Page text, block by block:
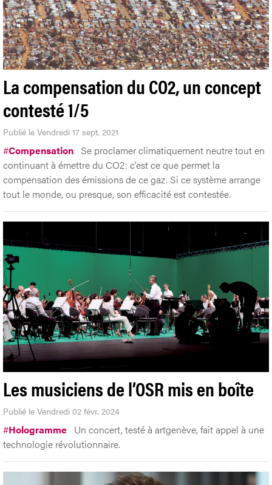
La compensation du CO2, un concept
contesté 1/5
Publié le Vendredi 17 sept. 2021
#Compensation Se proclamer climatiquement neutre tout en
continuant à émettre du CO2: c’est ce que permet la
compensation des émissions de ce gaz. Si ce système arrange
tout le monde, ou presque, son efficacité est contestée.
Les musiciens de l’OSR mis en boîte
Publié le Vendredi 02 févr. 2024
#Hologramme Un concert, testé à artgenève, fait appel à une
technologie révolutionnaire.